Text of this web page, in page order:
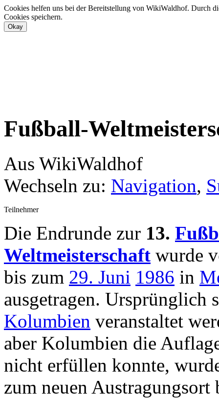
Cookies helfen uns bei der Bereitstellung von WikiWaldhof. Durch
Cookies speichern.
Fußball-
Aus WikiWaldhof
Wechseln zu: Navigation,
Teilnehmer
Die Endrunde zur 13.
Weltmeisterschaft wurde
bis zum 29. Juni 1986 in
ausgetragen. Ursprünglich
Kolumbien veranstaltet
aber Kolumbien die
nicht erfüllen konnte,
zum neuen Austragungsort